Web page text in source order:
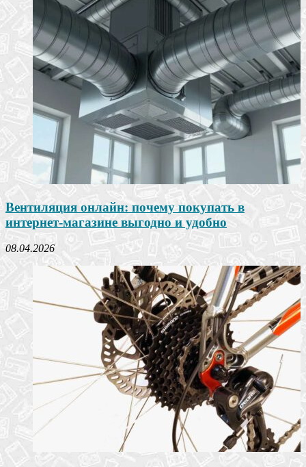
Вентиляция онлайн: почему покупать в
интернет-магазине выгодно и удобно
08.04.2026